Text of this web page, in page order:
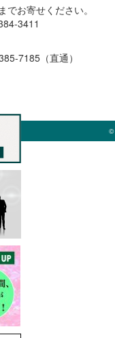
お寄せください。
3411
7185（直通）
©